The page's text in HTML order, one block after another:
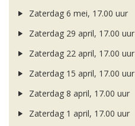
Zaterdag 6 mei, 17.00 uur
Zaterdag 29 april, 17.00 uur
Zaterdag 22 april, 17.00 uur
Zaterdag 15 april, 17.00 uur
Zaterdag 8 april, 17.00 uur
Zaterdag 1 april, 17.00 uur